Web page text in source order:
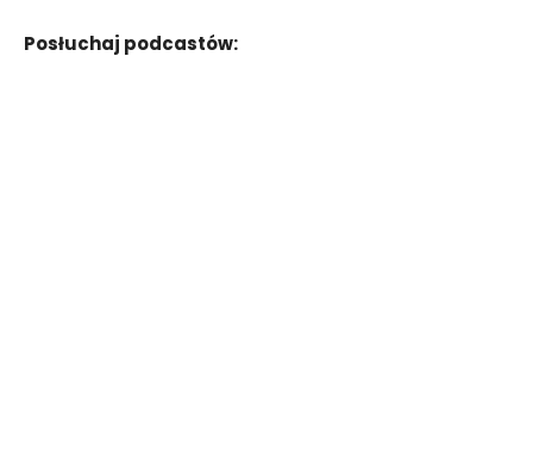
Posłuchaj podcastów: